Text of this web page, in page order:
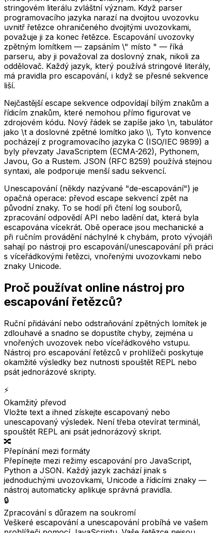
stringovém literálu zvláštní význam. Když parser
programovacího jazyka narazí na dvojitou uvozovku
uvnitř řetězce ohraničeného dvojitými uvozovkami,
považuje ji za konec řetězce. Escapování uvozovky
zpětným lomítkem — zapsáním \" místo " — říká
parseru, aby ji považoval za doslovný znak, nikoli za
oddělovač. Každý jazyk, který používá stringové literály,
má pravidla pro escapování, i když se přesné sekvence
liší.
Nejčastější escape sekvence odpovídají bílým znakům a
řídicím znakům, které nemohou přímo figurovat ve
zdrojovém kódu. Nový řádek se zapíše jako \n, tabulátor
jako \t a doslovné zpětné lomítko jako \\. Tyto konvence
pocházejí z programovacího jazyka C (ISO/IEC 9899) a
byly převzaty JavaScriptem (ECMA-262), Pythonem,
Javou, Go a Rustem. JSON (RFC 8259) používá stejnou
syntaxi, ale podporuje menší sadu sekvencí.
Unescapování (někdy nazývané "de-escapování") je
opačná operace: převod escape sekvencí zpět na
původní znaky. To se hodí při čtení log souborů,
zpracování odpovědí API nebo ladění dat, která byla
escapována vícekrát. Obě operace jsou mechanické a
při ručním provádění náchylné k chybám, proto vývojáři
sahají po nástroji pro escapování/unescapování při práci
s víceřádkovými řetězci, vnořenými uvozovkami nebo
znaky Unicode.
Proč používat online nástroj pro
escapování řetězců?
Ruční přidávání nebo odstraňování zpětných lomítek je
zdlouhavé a snadno se dopustíte chyby, zejména u
vnořených uvozovek nebo víceřádkového vstupu.
Nástroj pro escapování řetězců v prohlížeči poskytuje
okamžité výsledky bez nutnosti spouštět REPL nebo
psát jednorázové skripty.
⚡
Okamžitý převod
Vložte text a ihned získejte escapovaný nebo
unescapovaný výsledek. Není třeba otevírat terminál,
spouštět REPL ani psát jednorázový skript.
🔀
Přepínání mezi formáty
Přepínejte mezi režimy escapování pro JavaScript,
Python a JSON. Každý jazyk zachází jinak s
jednoduchými uvozovkami, Unicode a řídicími znaky —
nástroj automaticky aplikuje správná pravidla.
🔒
Zpracování s důrazem na soukromí
Veškeré escapování a unescapování probíhá ve vašem